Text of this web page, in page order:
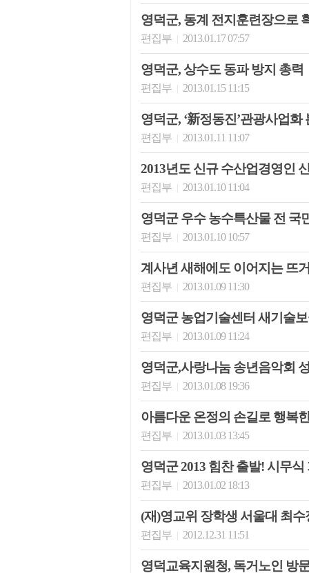
영덕군, 동계 전지훈련장으로
편집부 | 2013.01.17 07:57
영덕군, 상수도 동파 방지 총력
편집부 | 2013.01.15 11:15
영덕군, ‘新정동진’관광사업화
편집부 | 2013.01.11 11:07
2013년도 신규 수산업경영인
편집부 | 2013.01.10 11:04
영덕군 우수 농수특산물 전 국
편집부 | 2013.01.10 10:57
계사년 새해에도 이어지는 뜨
편집부 | 2013.01.09 11:30
영덕군 농업기술센터 새기술
편집부 | 2013.01.09 11:24
영덕군,사랑나눔 송년음악회
편집부 | 2013.01.08 19:36
아름다운 온정의 손길로 행복
편집부 | 2013.01.03 13:45
영덕군 2013 힘찬 출발! 시무식
편집부 | 2013.01.02 18:13
(재)영교위 장학생 서울대 최
편집부 | 2012.12.31 11:51
영덕교육지원청, 독거노인 방